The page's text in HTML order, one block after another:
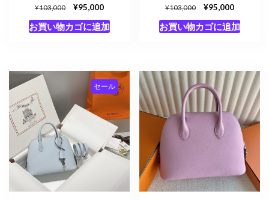
¥103,000
元
の
価
た。
¥95,000現
在
の
¥95,000
で
お買い物カゴに追加
¥103,000
元
の
価
で
し
た。
¥95,000現
在
の
¥95,000
で
す。
お買い物カゴに追加
セール